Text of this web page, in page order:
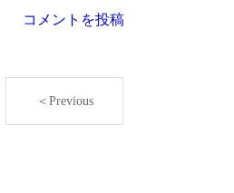
コメントを投稿
＜Previous